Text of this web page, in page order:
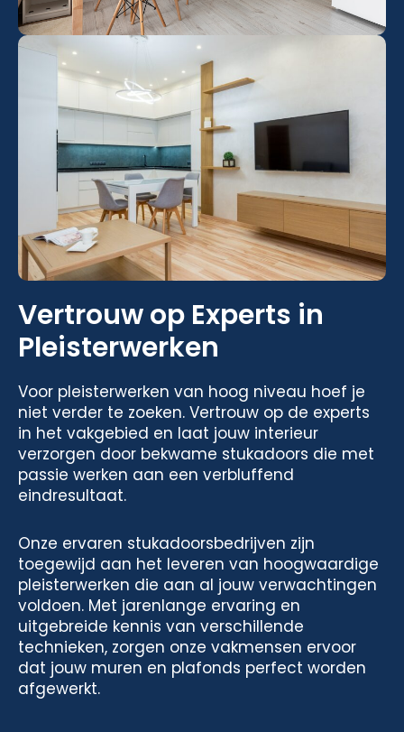
Vertrouw op Experts in
Pleisterwerken
Voor pleisterwerken van hoog niveau hoef je
niet verder te zoeken. Vertrouw op de experts
in het vakgebied en laat jouw interieur
verzorgen door bekwame stukadoors die met
passie werken aan een verbluffend
eindresultaat.
Onze ervaren stukadoorsbedrijven zijn
toegewijd aan het leveren van hoogwaardige
pleisterwerken die aan al jouw verwachtingen
voldoen. Met jarenlange ervaring en
uitgebreide kennis van verschillende
technieken, zorgen onze vakmensen ervoor
dat jouw muren en plafonds perfect worden
afgewerkt.